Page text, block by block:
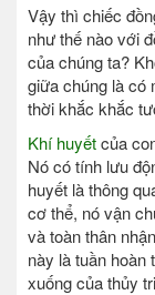
Vậy thì chiếc
như thế nào với
của chúng ta?
giữa chúng là có
thời khắc khắc
Khí huyếtcủa
Nó có tính lưu
huyết là thông
cơ thể, nó vận
và toàn thân
này là tuần hoàn
xuống của thủy